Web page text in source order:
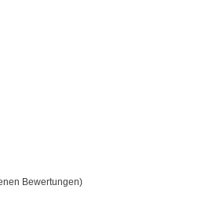
Bewertungen)